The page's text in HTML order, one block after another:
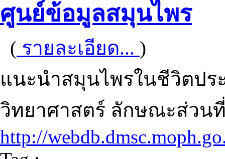
ศูนย์ข้อมูลสมุนไพร
( รายละเอียด... )
แนะนำสมุนไพรในชีวิตป
วิทยาศาสตร์ ลักษณะส่วน
http://